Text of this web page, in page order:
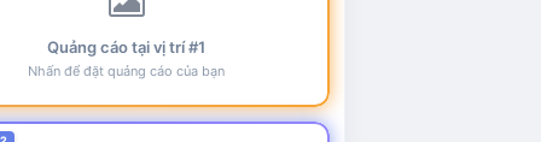
Quảng cáo tại vị trí #1
Nhấn để đặt quảng cáo của bạn